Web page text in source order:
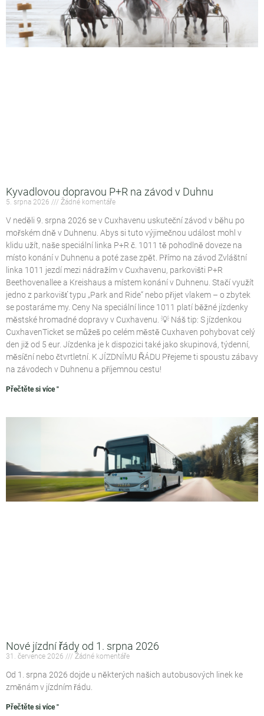
Kyvadlovou dopravou P+R na závod v Duhnu
5. srpna 2026 Žádné komentáře
V neděli 9. srpna 2026 se v Cuxhavenu uskuteční závod v běhu po
mořském dně v Duhnenu. Abys si tuto výjimečnou událost mohl v
klidu užít, naše speciální linka P+R č. 1011 tě pohodlně doveze na
místo konání v Duhnenu a poté zase zpět. Přímo na závod Zvláštní
linka 1011 jezdí mezi nádražím v Cuxhavenu, parkovišti P+R
Beethovenallee a Kreishaus a místem konání v Duhnenu. Stačí využít
jedno z parkovišť typu „Park and Ride“ nebo přijet vlakem – o zbytek
se postaráme my. Ceny Na speciální lince 1011 platí běžné jízdenky
městské hromadné dopravy v Cuxhavenu. 💡 Náš tip: S jízdenkou
CuxhavenTicket se můžeš po celém městě Cuxhaven pohybovat celý
den již od 5 eur. Jízdenka je k dispozici také jako skupinová, týdenní,
měsíční nebo čtvrtletní. K JÍZDNÍMU ŘÁDU Přejeme ti spoustu zábavy
na závodech v Duhnenu a příjemnou cestu!
Přečtěte si více "
Nové jízdní řády od 1. srpna 2026
31. července 2026 Žádné komentáře
Od 1. srpna 2026 dojde u některých našich autobusových linek ke
změnám v jízdním řádu.
Přečtěte si více "